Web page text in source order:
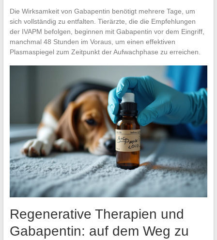
Die Wirksamkeit von Gabapentin benötigt mehrere Tage, um
sich vollständig zu entfalten. Tierärzte, die die Empfehlungen
der IVAPM befolgen, beginnen mit Gabapentin vor dem Eingriff,
manchmal 48 Stunden im Voraus, um einen effektiven
Plasmaspiegel zum Zeitpunkt der Aufwachphase zu erreichen.
Regenerative Therapien und
Gabapentin: auf dem Weg zu